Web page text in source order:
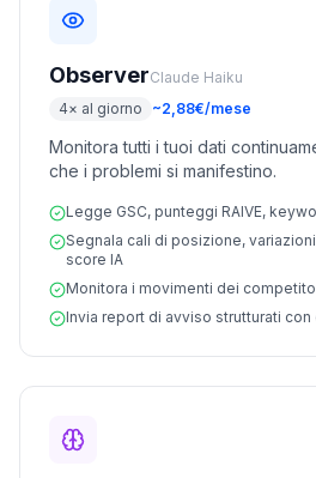
ObserverClaude Haiku
4× al giorno
~2,88€/mese
Monitora tutti i tuoi dati
che i problemi si manifestino.
Legge GSC, punteggi RAIVE,
Segnala cali di posizione,
score IA
Monitora i movimenti dei
Invia report di avviso strutturati